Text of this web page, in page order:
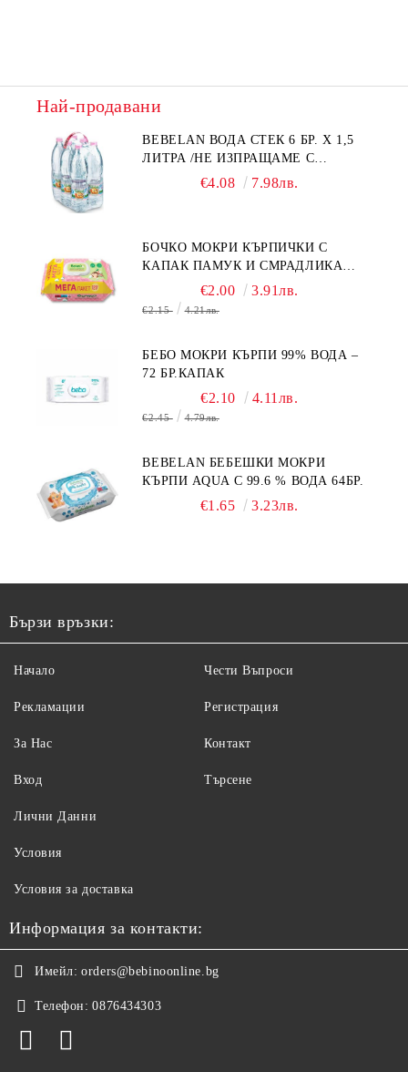
Най-продавани
BEBELAN ВОДА СТЕК 6 БР. Х 1,5
ЛИТРА /НЕ ИЗПРАЩАМЕ С
€4.08 7.98лв.
БОЧКО МОКРИ КЪРПИЧКИ С
КАПАК ПАМУК И СМРАДЛИКА
€2.00 3.91лв.
€2.15 4.21лв.
БЕБО МОКРИ КЪРПИ 99% ВОДА –
72 БР.КАПАК
€2.10 4.11лв.
€2.45 4.79лв.
BEBELAN БЕБЕШКИ МОКРИ
КЪРПИ AQUA С 99.6 % ВОДА 64БР.
€1.65 3.23лв.
Бързи връзки:
Начало
Рекламации
За Нас
Вход
Чести Въпроси
Регистрация
Контакт
Търсене
Лични Данни
Условия
Условия за доставка
Информация за контакти:
Имейл: orders@bebinoonline.bg
Телефон: 0876434303